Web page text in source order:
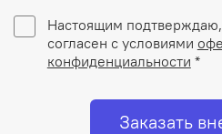
Настоящим
согласен с условиями
конфиденциальности *
Заказать